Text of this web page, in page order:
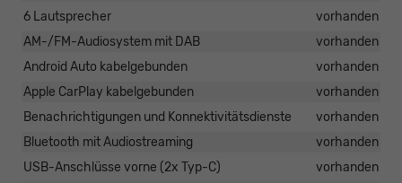
6 Lautsprecher
vorhanden
AM-/FM-Audiosystem mit DAB
vorhanden
Android Auto kabelgebunden
vorhanden
Apple CarPlay kabelgebunden
vorhanden
Benachrichtigungen und Konnektivitätsdienste
vorhanden
Bluetooth mit Audiostreaming
vorhanden
USB-Anschlüsse vorne (2x Typ-C)
vorhanden